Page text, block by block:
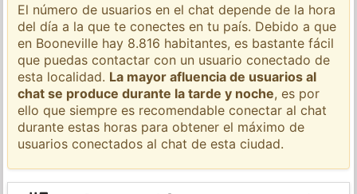
El número de usuarios en el chat depende de la hora
del día a la que te conectes en tu país. Debido a que
en Booneville hay 8.816 habitantes, es bastante fácil
que puedas contactar con un usuario conectado de
esta localidad. La mayor afluencia de usuarios al
chat se produce durante la tarde y noche, es por
ello que siempre es recomendable conectar al chat
durante estas horas para obtener el máximo de
usuarios conectados al chat de esta ciudad.